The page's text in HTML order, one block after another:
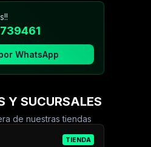
WhatsApp
Y SUCURSALES
de nuestras tiendas
TIENDA